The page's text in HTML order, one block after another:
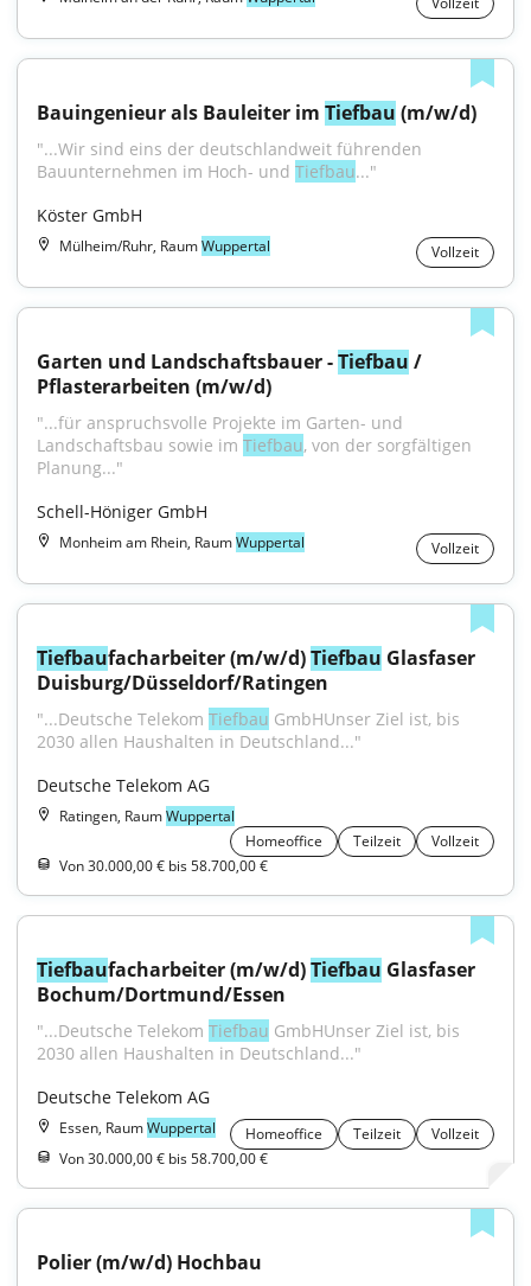
Bauingenieur als Bauleiter im Tiefbau (m/w/d)
"...Wir sind eins der deutschlandweit führenden
Bauunternehmen im Hoch- und Tiefbau..."
Köster GmbH
Mülheim/Ruhr, RaumWuppertal Vollzeit
Garten und Landschaftsbauer - Tiefbau /
Pflasterarbeiten (m/w/d)
"...für anspruchsvolle Projekte im Garten- und
Landschaftsbau sowie im Tiefbau, von der sorgfältigen
Planung..."
Schell-Höniger GmbH
Monheim am Rhein, RaumWuppertal Vollzeit
Tiefbaufacharbeiter (m/w/d) Tiefbau Glasfaser
Duisburg/Düsseldorf/Ratingen
"...Deutsche Telekom Tiefbau GmbHUnser Ziel ist, bis
2030 allen Haushalten in Deutschland..."
Deutsche Telekom AG
Ratingen, RaumWuppertal
Homeoffice
Teilzeit
Vollzeit
Von 30.000,00 € bis 58.700,00 €
Tiefbaufacharbeiter (m/w/d) Tiefbau Glasfaser
Bochum/Dortmund/Essen
"...Deutsche Telekom Tiefbau GmbHUnser Ziel ist, bis
2030 allen Haushalten in Deutschland..."
Deutsche Telekom AG
Essen, RaumWuppertal Homeoffice Teilzeit
Vollzeit
Von 30.000,00 € bis 58.700,00 €
Polier (m/w/d) Hochbau